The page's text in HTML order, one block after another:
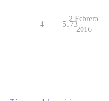
4 5173
2 Febrero
2016